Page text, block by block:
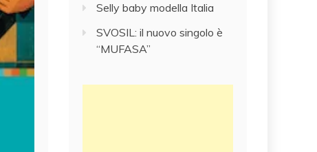
Selly baby modella Italia
SVOSIL: il nuovo singolo è
“MUFASA”